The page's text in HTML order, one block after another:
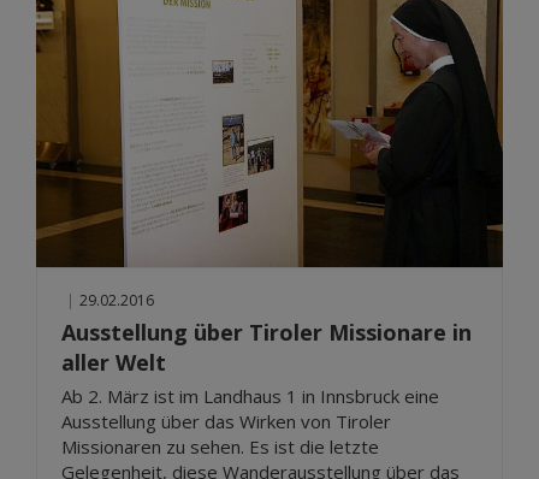
| 29.02.2016
Ausstellung über Tiroler Missionare in
aller Welt
Ab 2. März ist im Landhaus 1 in Innsbruck eine
Ausstellung über das Wirken von Tiroler
Missionaren zu sehen. Es ist die letzte
Gelegenheit, diese Wanderausstellung über das